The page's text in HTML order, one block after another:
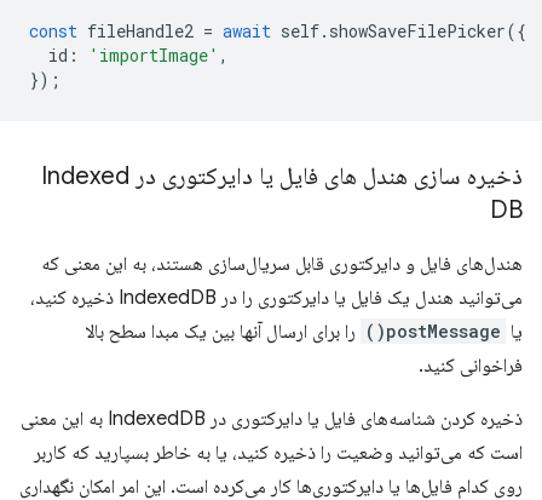
const fileHandle2 = await self. showSaveFilePicker({
id : 'importImage' ,
});
ذخیره سازی هندل های فایل یا دایرکتوری در Indexed
DB
هندل‌های فایل و دایرکتوری قابل سریال‌سازی هستند، به این معنی که
می‌توانید هندل یک فایل یا دایرکتوری را در IndexedDB ذخیره کنید،
یا postMessage()
را برای ارسال آنها بین یک مبدا سطح بالا
فراخوانی کنید.
ذخیره کردن شناسه‌های فایل یا دایرکتوری در IndexedDB به این معنی
است که می‌توانید وضعیت را ذخیره کنید، یا به خاطر بسپارید که کاربر
روی کدام فایل‌ها یا دایرکتوری‌ها کار می‌کرده است. این امر امکان نگهداری